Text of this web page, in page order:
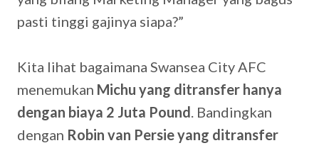
pasti tinggi gajinya siapa?”
Kita lihat bagaimana Swansea City AFC
menemukan Michu yang ditransfer hanya
dengan biaya 2 Juta Pound. Bandingkan
dengan Robin van Persie yang ditransfer